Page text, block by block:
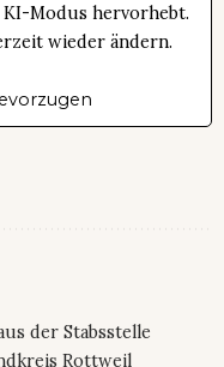
Modus hervorhebt.
wieder ändern.
der Stabsstelle
Rottweil